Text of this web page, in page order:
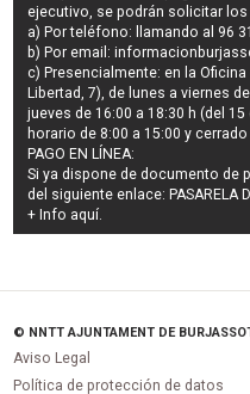
ejecutivo, se podrán solicitar los
a) Por teléfono: llamando al 96
b) Por email:
c) Presencialmente: en la
Libertad, 7), de lunes a viernes
jueves de 16:00 a 18:30 h (del
horario de 8:00 a 15:00 y
PAGO EN LÍNEA:
Si ya dispone de documento de
del siguiente enlace:PASARELA
+ Info aquí.
© NNTT AJUNTAMENT DE
Aviso Legal
Política de protección de datos